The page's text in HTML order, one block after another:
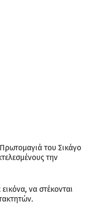
του Σικάγο
την
να στέκονται